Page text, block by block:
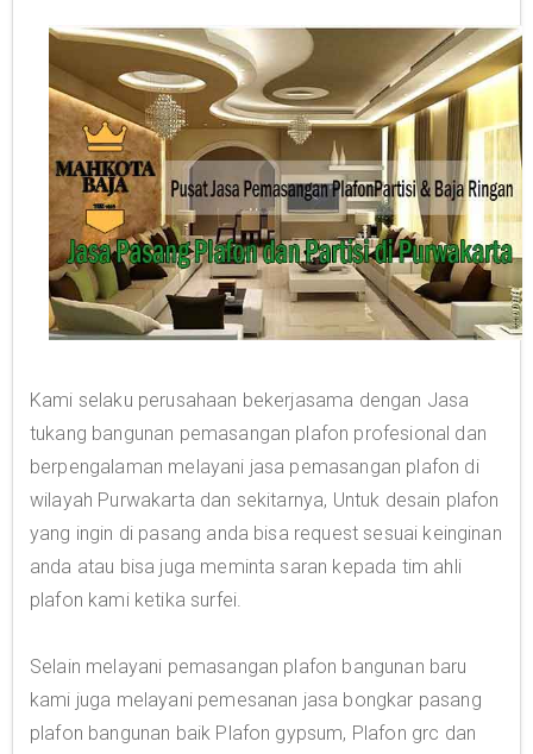
Kami selaku perusahaan bekerjasama dengan Jasa
tukang bangunan pemasangan plafon profesional dan
berpengalaman melayani jasa pemasangan plafon di
wilayah Purwakarta dan sekitarnya, Untuk desain plafon
yang ingin di pasang anda bisa request sesuai keinginan
anda atau bisa juga meminta saran kepada tim ahli
plafon kami ketika surfei.
Selain melayani pemasangan plafon bangunan baru
kami juga melayani pemesanan jasa bongkar pasang
plafon bangunan baik Plafon gypsum, Plafon grc dan